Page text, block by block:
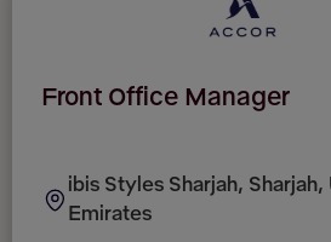
Front Office Manager
ibis Styles Sharjah,
Emirates